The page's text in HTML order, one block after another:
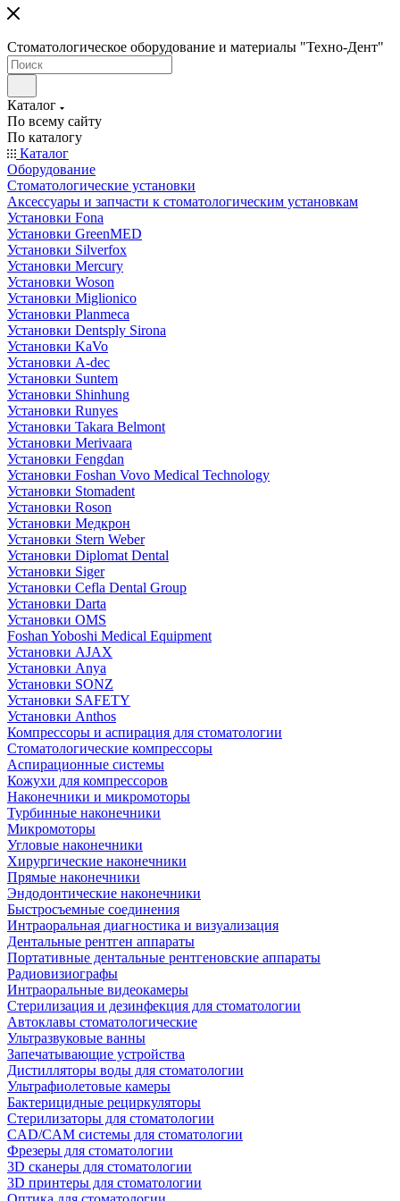
Стоматологическое оборудование и материалы "Техно-Дент"
Каталог
По всему сайту
По каталогу
Каталог
Оборудование
Стоматологические установки
Аксессуары и запчасти к стоматологическим установкам
Установки Fona
Установки GreenMED
Установки Silverfox
Установки Mercury
Установки Woson
Установки Miglionico
Установки Planmeca
Установки Dentsply Sirona
Установки KaVo
Установки A-dec
Установки Suntem
Установки Shinhung
Установки Runyes
Установки Takara Belmont
Установки Merivaara
Установки Fengdan
Установки Foshan Vovo Medical Technology
Установки Stomadent
Установки Roson
Установки Медкрон
Установки Stern Weber
Установки Diplomat Dental
Установки Siger
Установки Cefla Dental Group
Установки Darta
Установки OMS
Foshan Yoboshi Medical Equipment
Установки AJAX
Установки Anya
Установки SONZ
Установки SAFETY
Установки Anthos
Компрессоры и аспирация для стоматологии
Стоматологические компрессоры
Аспирационные системы
Кожухи для компрессоров
Наконечники и микромоторы
Турбинные наконечники
Микромоторы
Угловые наконечники
Хирургические наконечники
Прямые наконечники
Эндодонтические наконечники
Быстросъемные соединения
Интраоральная диагностика и визуализация
Дентальные рентген аппараты
Портативные дентальные рентгеновские аппараты
Радиовизиографы
Интраоральные видеокамеры
Стерилизация и дезинфекция для стоматологии
Автоклавы стоматологические
Ультразвуковые ванны
Запечатывающие устройства
Дистилляторы воды для стоматологии
Ультрафиолетовые камеры
Бактерицидные рециркуляторы
Стерилизаторы для стоматологии
CAD/CAM системы для стоматологии
Фрезеры для стоматологии
3D cканеры для стоматологии
3D принтеры для стоматологии